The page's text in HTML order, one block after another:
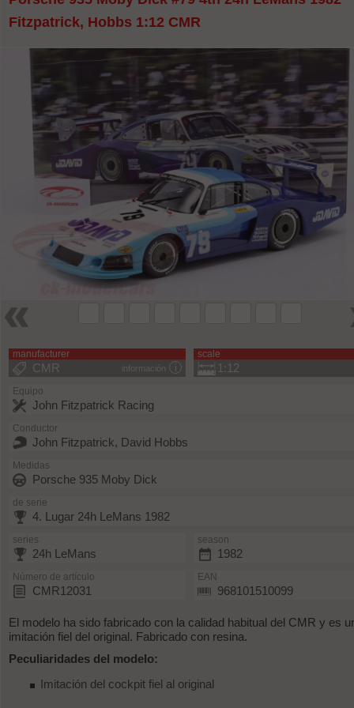
Fitzpatrick, Hobbs 1:12 CMR
manufacturer
información
CMR
scale
1:12
Equipo
John Fitzpatrick Racing
Conductor
John Fitzpatrick, David Hobbs
Medidas
Porsche 935 Moby Dick
de serie
4. Lugar 24h LeMans 1982
series
24h LeMans
season
1982
Número de artículo
CMR12031
EAN
968101510099
El modelo ha sido fabricado con la calidad habitual del CMR y es
imitación fiel del original. Fabricado con resina.
Peculiaridades del modelo:
Imitación del cockpit fiel al original